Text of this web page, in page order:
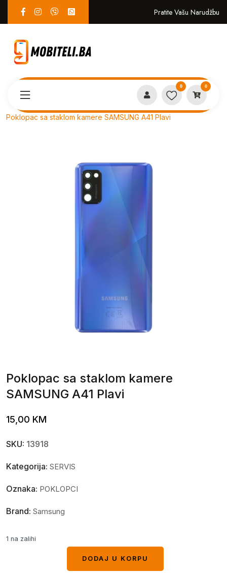
Pratite Vašu Narudžbu
0 0
Poklopac sa staklom kamere SAMSUNG A41 Plavi
Poklopac sa staklom kamere
SAMSUNG A41 Plavi
15,00 KM
SKU: 13918
Kategorija: SERVIS
Oznaka: POKLOPCI
Brand: Samsung
1 na zalihi
DODAJ U KORPU